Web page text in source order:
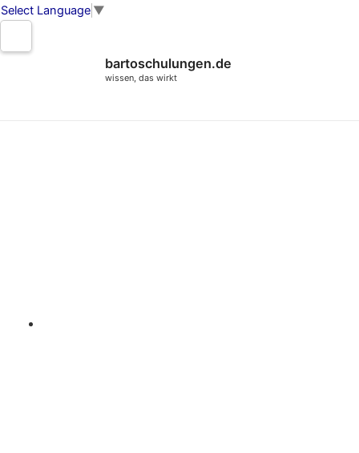
Select Language ▼
Inhalt
bartoschulungen.de
wissen, das wirkt